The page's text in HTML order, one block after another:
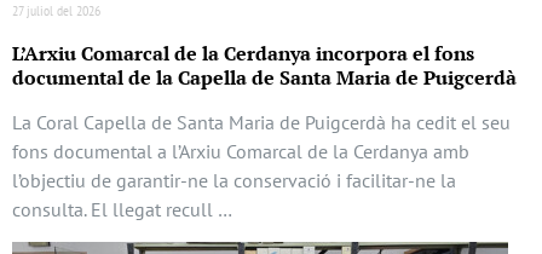
27 juliol del 2026
L’Arxiu Comarcal de la Cerdanya incorpora el fons
documental de la Capella de Santa Maria de Puigcerdà
La Coral Capella de Santa Maria de Puigcerdà ha cedit el seu
fons documental a l’Arxiu Comarcal de la Cerdanya amb
l’objectiu de garantir-ne la conservació i facilitar-ne la
consulta. El llegat recull …